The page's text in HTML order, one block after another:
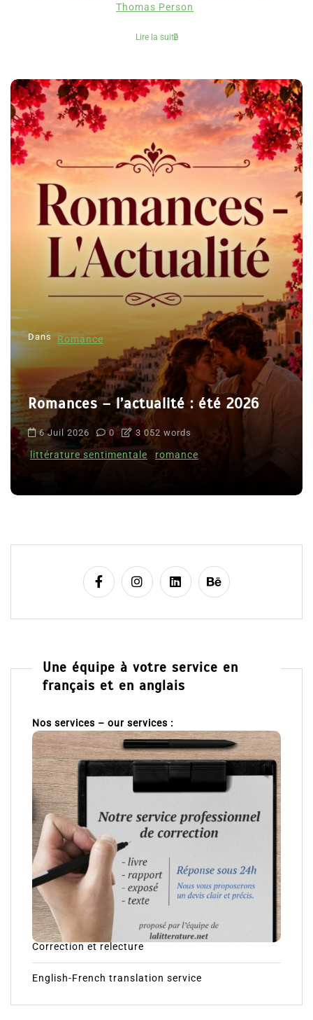
Thomas Person
Lire la suite
Dans Romance
Romances – l’actualité : été 2026
6 Juil 2026 0 3 052 words
littérature sentimentale romance
Une équipe à votre service en
français et en anglais
Nos services – our services :
Correction et relecture
English-French translation service